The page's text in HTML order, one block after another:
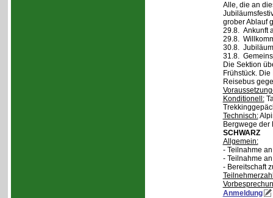
Alle, die an
grober Ablauf
29.8. Ankunft
29.8.
30.8.
31.8.
Die Sektion
Frühstück.
Reisebus
Konditionell:
Technisch:
Bergwege
SCHWARZ
Allgemein:
- Teilnahme
- Teilnahme
- Bereitschaft
Anmeldung